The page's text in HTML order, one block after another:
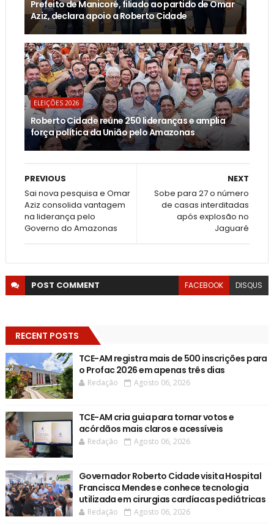
Prefeito de Manicoré, filiado ao partido de Omar
Aziz, declara apoio a Roberto Cidade
ELEIÇÕES 2026
Roberto Cidade reúne 250 lideranças e amplia
força política da União pelo Amazonas
NEXT
Sobe para 27 o número
de casas interditadas
após explosão no
Jaguaré
PREVIOUS
Sai nova pesquisa e Omar
Aziz consolida vantagem
na liderança pelo
Governo do Amazonas
POST COMMENT FACEBOOK DISQUS
RECENT POSTS
TCE-AM registra mais de 500 inscrições para
o Profac 2026 em apenas três dias
Redação Agosto 06, 2026
TCE-AM cria guia para tornar votos e
acórdãos mais claros e acessíveis
Redação Agosto 06, 2026
Governador Roberto Cidade visita Hospital
Francisca Mendes e conhece tecnologia
utilizada em cirurgias cardíacas pediátricas
Redação Agosto 06, 2026